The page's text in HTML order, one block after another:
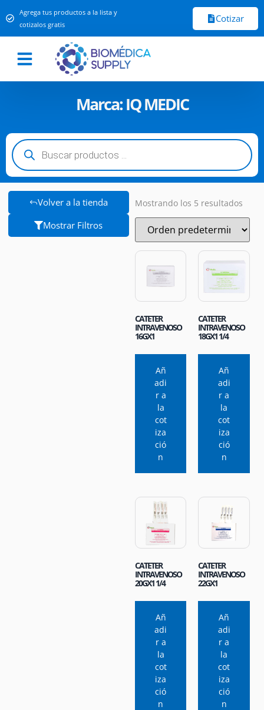
Agrega tus productos a la lista y
cotizalos gratis
Cotizar
Marca: IQ MEDIC
Volver a la tienda
Mostrar Filtros
Mostrando los 5 resultados
CATETER
INTRAVENOSO
16GX1
Añ
adi
r a
la
cot
iza
ció
n
CATETER
INTRAVENOSO
18GX1 1/4
Añ
adi
r a
la
cot
iza
ció
n
CATETER
INTRAVENOSO
20GX1 1/4
Añ
adi
r a
la
cot
iza
ció
n
CATETER
INTRAVENOSO
22GX1
Añ
adi
r a
la
cot
iza
ció
n